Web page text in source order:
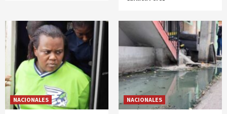
NACIONALES NACIONALES